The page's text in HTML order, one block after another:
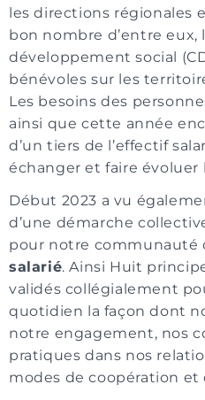
les directions régionales
bon nombre d’entre eux,
développement social
bénévoles sur les
Les besoins des
ainsi que cette année
d’un tiers de l’effectif
échanger et faire évoluer
Début 2023 a vu
d’une démarche
pour notre communauté
salarié. Ainsi Huit
validés collégialement
quotidien la façon dont
notre engagement, nos
pratiques dans nos
modes de coopération et